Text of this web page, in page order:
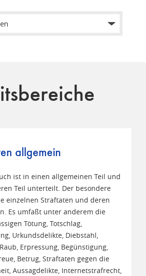
allgemein
ist in einen allgemeinen Teil und
Teil unterteilt. Der besondere
einzelnen Straftaten und deren
Es umfaßt unter anderem die
Tötung, Totschlag,
Urkundsdelikte, Diebstahl,
Erpressung, Begünstigung,
Betrug, Straftaten gegen die
Aussagdelikte, Internetstrafrecht,